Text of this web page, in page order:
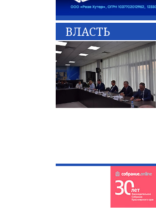
ВЛАСТЬ